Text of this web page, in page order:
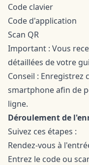
Code clavier
Code d'application
Scan QR
Important : Vous
détaillées de votre
Conseil :
smartphone afin de
ligne.
Déroulement de
Suivez ces étapes :
Rendez-vous à
Entrez le code ou